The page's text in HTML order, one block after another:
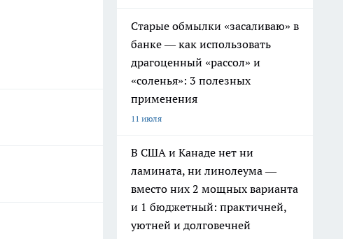
Старые обмылки «засаливаю» в
банке — как использовать
драгоценный «рассол» и
«соленья»: 3 полезных
применения
11 июля
В США и Канаде нет ни
ламината, ни линолеума —
вместо них 2 мощных варианта
и 1 бюджетный: практичней,
уютней и долговечней